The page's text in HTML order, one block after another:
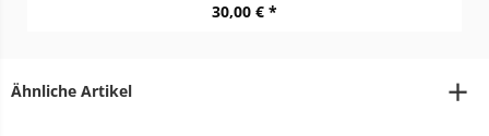
30,00 € *
Ähnliche Artikel